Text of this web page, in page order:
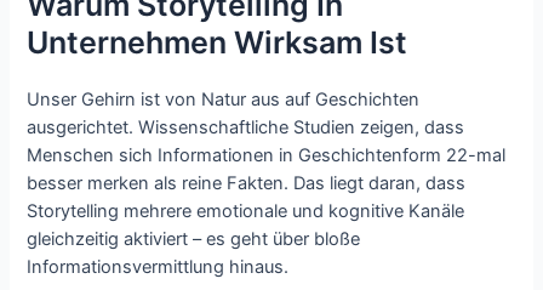
Unternehmen Wirksam Ist
Unser Gehirn ist von Natur aus auf Geschichten
ausgerichtet. Wissenschaftliche Studien zeigen, dass
Menschen sich Informationen in Geschichtenform 22-mal
besser merken als reine Fakten. Das liegt daran, dass
Storytelling mehrere emotionale und kognitive Kanäle
gleichzeitig aktiviert – es geht über bloße
Informationsvermittlung hinaus.